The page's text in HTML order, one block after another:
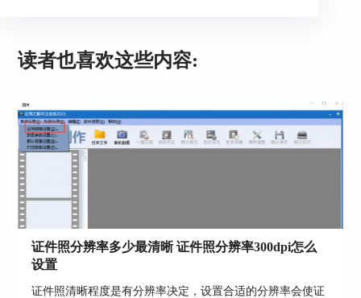
钮。
读者也喜欢这些内容:
证件照分辨率多少最清晰 证件照分辨率300dpi怎么
设置
证件照清晰程度是有分辨率决定，设置合适的分辨率会使证